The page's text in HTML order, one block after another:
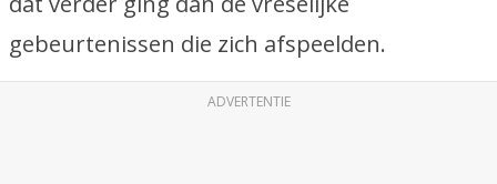
gebeurtenissen die zich afspeelden.
ADVERTENTIE